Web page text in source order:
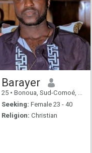
Barayer
25 • Bonoua, Sud-Comoé, Cote d'Ivoire
Seeking: Female 23 - 40
Religion: Christian